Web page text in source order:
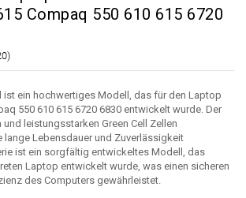
Compaq 550 610 615 6720
ist ein hochwertiges Modell, das für den Laptop
550 610 615 6720 6830 entwickelt wurde. Der
leistungsstarken Green Cell Zellen
lange Lebensdauer und Zuverlässigkeit
ist ein sorgfältig entwickeltes Modell, das
Laptop entwickelt wurde, was einen sicheren
des Computers gewährleistet.